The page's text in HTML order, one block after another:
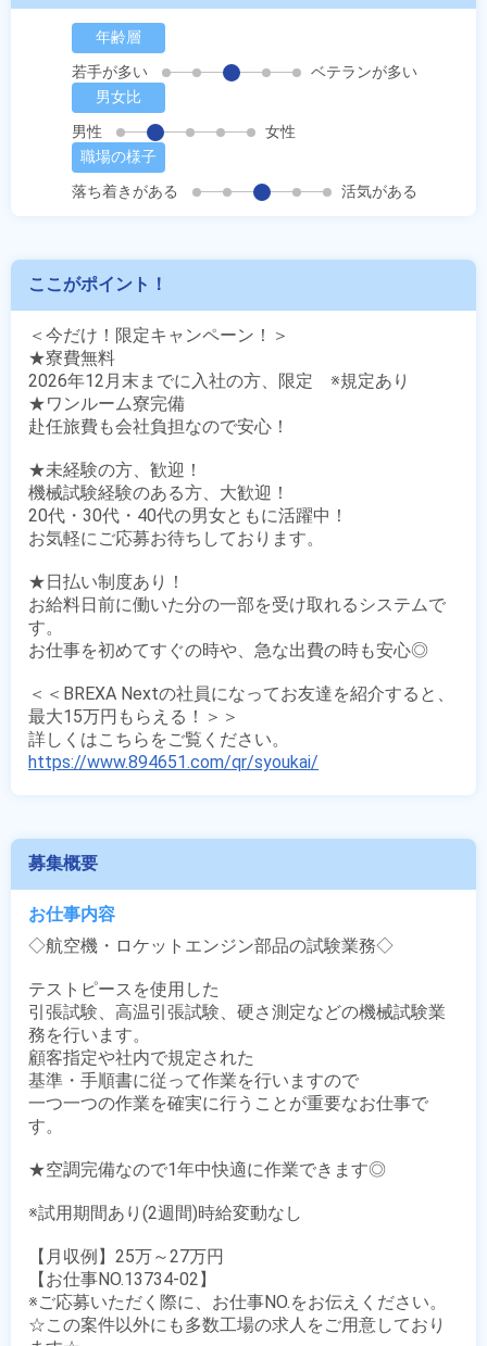
年齢層
若手が多い
ベテランが多い
男女比
男性
女性
職場の様子
落ち着きがある
活気がある
ここがポイント！
＜今だけ！限定キャンペーン！＞
★寮費無料
2026年12月末までに入社の方、限定　※規定あり
★ワンルーム寮完備
赴任旅費も会社負担なので安心！
★未経験の方、歓迎！
機械試験経験のある方、大歓迎！
20代・30代・40代の男女ともに活躍中！
お気軽にご応募お待ちしております。
★日払い制度あり！
お給料日前に働いた分の一部を受け取れるシステムで
す。
お仕事を初めてすぐの時や、急な出費の時も安心◎
＜＜BREXA Nextの社員になってお友達を紹介すると、
最大15万円もらえる！＞＞
https://www.894651.com/qr/syoukai/
募集概要
お仕事内容
◇航空機・ロケットエンジン部品の試験業務◇
テストピースを使用した
引張試験、高温引張試験、硬さ測定などの機械試験業
務を行います。
顧客指定や社内で規定された
基準・手順書に従って作業を行いますので
一つ一つの作業を確実に行うことが重要なお仕事で
す。
★空調完備なので1年中快適に作業できます◎
※試用期間あり(2週間)時給変動なし
【月収例】25万～27万円
【お仕事NO.13734-02】
※ご応募いただく際に、お仕事NO.をお伝えください。
☆この案件以外にも多数工場の求人をご用意しており